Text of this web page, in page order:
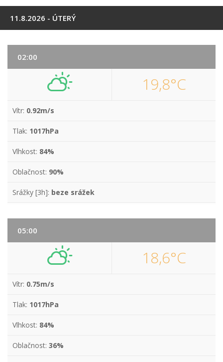
11.8.2026 - ÚTERÝ
02:00
19,8°C
Vítr: 0.92m/s
Tlak: 1017hPa
Vlhkost: 84%
Oblačnost: 90%
Srážky [3h]: beze srážek
05:00
18,6°C
Vítr: 0.75m/s
Tlak: 1017hPa
Vlhkost: 84%
Oblačnost: 36%